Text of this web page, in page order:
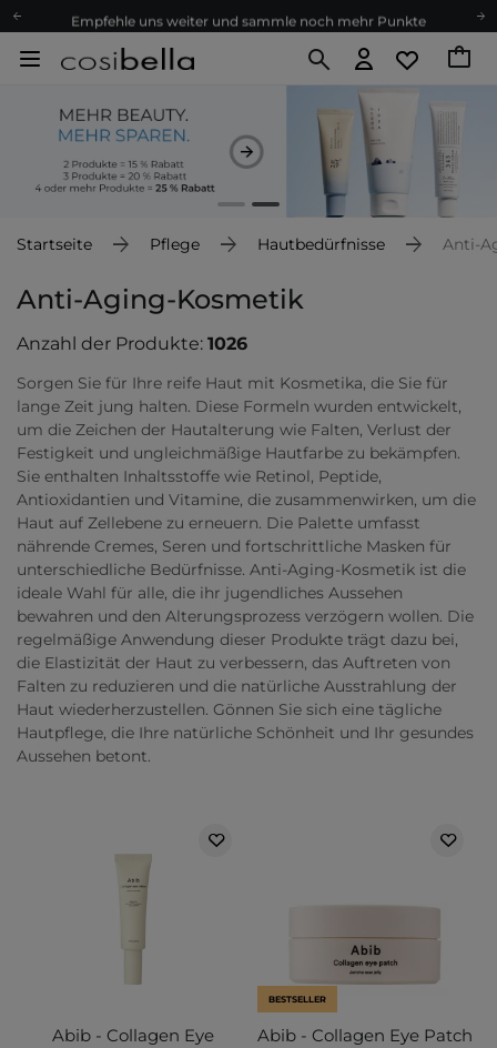
Empfehle uns weiter und sammle noch mehr Punkte
Kostenloser Versand ab 60 €
Versand nach Deutschland und Österreich
Treueprogramm
Lieferung in 1-2 Tagen
Empfehle uns weiter und sammle noch mehr Punkte
Kostenloser Versand ab 60 €
Startseite Pflege Hautbedürfnisse Anti-
Anti-Aging-Kosmetik
Anzahl der Produkte: 1026
Sorgen Sie für Ihre reife Haut mit Kosmetika, die Sie für
lange Zeit jung halten. Diese Formeln wurden entwickelt,
um die Zeichen der Hautalterung wie Falten, Verlust der
Festigkeit und ungleichmäßige Hautfarbe zu bekämpfen.
Sie enthalten Inhaltsstoffe wie Retinol, Peptide,
Antioxidantien und Vitamine, die zusammenwirken, um die
Haut auf Zellebene zu erneuern. Die Palette umfasst
nährende Cremes, Seren und fortschrittliche Masken für
unterschiedliche Bedürfnisse. Anti-Aging-Kosmetik ist die
ideale Wahl für alle, die ihr jugendliches Aussehen
bewahren und den Alterungsprozess verzögern wollen. Die
regelmäßige Anwendung dieser Produkte trägt dazu bei,
die Elastizität der Haut zu verbessern, das Auftreten von
Falten zu reduzieren und die natürliche Ausstrahlung der
Haut wiederherzustellen. Gönnen Sie sich eine tägliche
Hautpflege, die Ihre natürliche Schönheit und Ihr gesundes
Aussehen betont.
Abib - Collagen Eye
BESTSELLER
Abib - Collagen Eye Patch